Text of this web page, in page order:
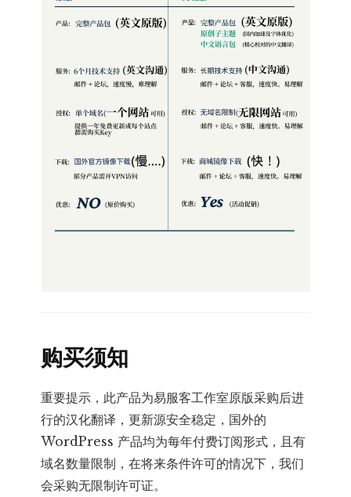
购买须知
重要提示，此产品为易服客工作室原版采购后进
行的汉化翻译，更新源安全稳定，国外的
WordPress 产品均为每年付费订阅形式，且有
域名数量限制，在将来条件许可的情况下，我们
会采购无限制许可证。